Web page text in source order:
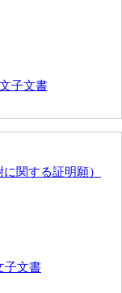
子文書
関する証明願）
子文書